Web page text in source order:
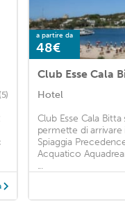
(5)
a partire da
48€
Club Esse Cala
Hotel
Club Esse Cala
permette di
Spiaggia
Acquatico
...